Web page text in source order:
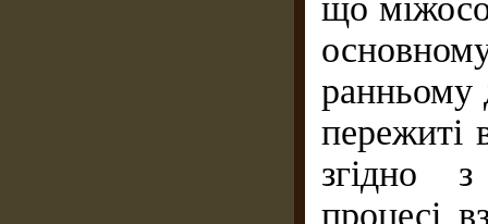
що
ранньому
пережиті
згідно
процесі